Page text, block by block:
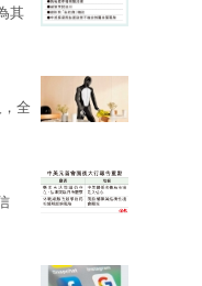
其
全